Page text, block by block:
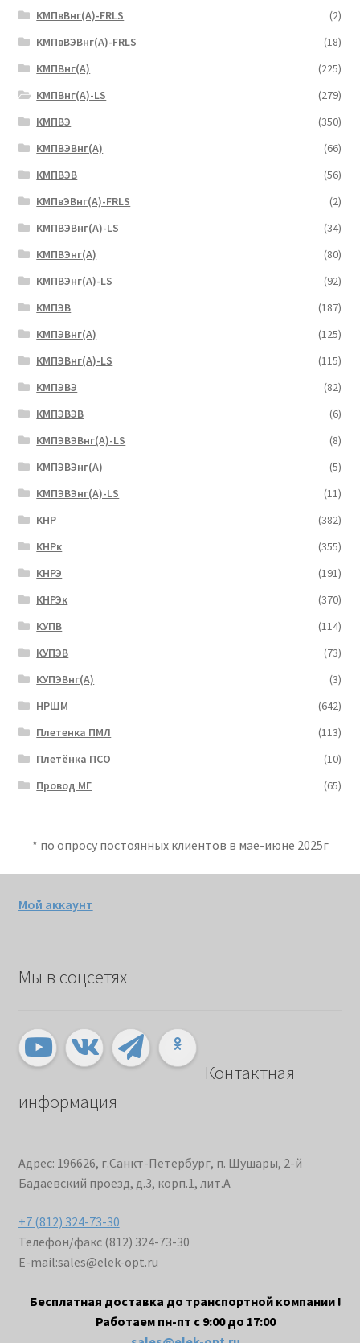
КМПвВнг(А)-FRLS
(2)
КМПвВЭВнг(А)-FRLS
(18)
КМПВнг(А)
(225)
КМПВнг(А)-LS
(279)
КМПВЭ
(350)
КМПВЭBнг(А)
(66)
КМПВЭВ
(56)
КМПвЭВнг(А)-FRLS
(2)
КМПВЭВнг(А)-LS
(34)
КМПВЭнг(А)
(80)
КМПВЭнг(А)-LS
(92)
КМПЭВ
(187)
КМПЭВнг(А)
(125)
КМПЭВнг(А)-LS
(115)
КМПЭВЭ
(82)
КМПЭВЭВ
(6)
КМПЭВЭВнг(А)-LS
(8)
КМПЭВЭнг(А)
(5)
КМПЭВЭнг(А)-LS
(11)
КНР
(382)
КНРк
(355)
КНРЭ
(191)
КНРЭк
(370)
КУПВ
(114)
КУПЭВ
(73)
КУПЭВнг(А)
(3)
НРШМ
(642)
Плетенка ПМЛ
(113)
Плетёнка ПСО
(10)
Провод МГ
(65)
* по опросу постоянных клиентов в мае-июне 2025г
Мой аккаунт
Мы в соцсетях
Контактная
информация
Адрес: 196626, г.Санкт-Петербург, п. Шушары, 2-й
Бадаевский проезд, д.3, корп.1, лит.А
+7 (812) 324-73-30
Телефон/факс (812) 324-73-30
E-mail:sales@elek-opt.ru
Бесплатная доставка до транспортной компании !
Работаем пн-пт с 9:00 до 17:00